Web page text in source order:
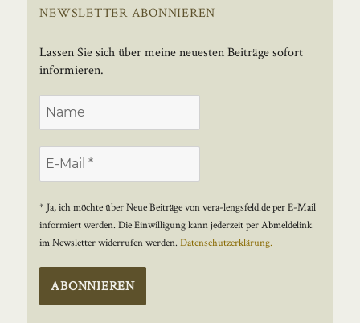
NEWSLETTER ABONNIEREN
Lassen Sie sich über meine neuesten Beiträge sofort
informieren.
* Ja, ich möchte über Neue Beiträge von vera-lengsfeld.de per E-Mail
informiert werden. Die Einwilligung kann jederzeit per Abmeldelink
im Newsletter widerrufen werden.Datenschutzerklärung.